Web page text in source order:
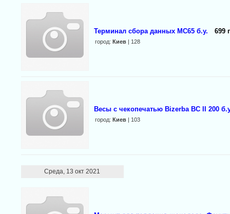
Терминал сбора данных МС65 б.у. 699
город: Киев| 128
Весы с чекопечатью Bizerba BC II 200
город: Киев| 103
Среда, 13 окт 2021